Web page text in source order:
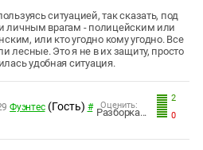
ситуацией, так сказать, под
личным врагам - полицейским или
или кто угодно кому угодно. Все
лесные. Это я не в их защиту, просто
удобная ситуация.
2
0
Оценить:
Фуэнтес (Гость) # Разборка...